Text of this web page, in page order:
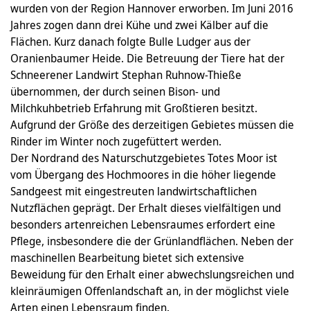
wurden von der Region Hannover erworben. Im Juni 2016
Jahres zogen dann drei Kühe und zwei Kälber auf die
Flächen. Kurz danach folgte Bulle Ludger aus der
Oranienbaumer Heide. Die Betreuung der Tiere hat der
Schneerener Landwirt Stephan Ruhnow-Thieße
übernommen, der durch seinen Bison- und
Milchkuhbetrieb Erfahrung mit Großtieren besitzt.
Aufgrund der Größe des derzeitigen Gebietes müssen die
Rinder im Winter noch zugefüttert werden.
Der Nordrand des Naturschutzgebietes Totes Moor ist
vom Übergang des Hochmoores in die höher liegende
Sandgeest mit eingestreuten landwirtschaftlichen
Nutzflächen geprägt. Der Erhalt dieses vielfältigen und
besonders artenreichen Lebensraumes erfordert eine
Pflege, insbesondere die der Grünlandflächen. Neben der
maschinellen Bearbeitung bietet sich extensive
Beweidung für den Erhalt einer abwechslungsreichen und
kleinräumigen Offenlandschaft an, in der möglichst viele
Arten einen Lebensraum finden.